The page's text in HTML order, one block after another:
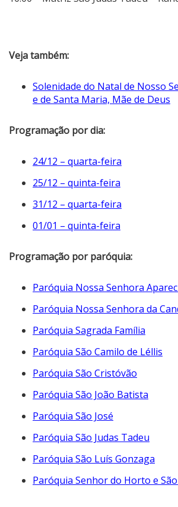
Veja também:
Solenidade do Natal de Nosso
e de Santa Maria, Mãe de Deus
Programação por dia:
24/12 – quarta-feira
25/12 – quinta-feira
31/12 – quarta-feira
01/01 – quinta-feira
Programação por paróquia:
Paróquia Nossa Senhora
Paróquia Nossa Senhora da
Paróquia Sagrada Família
Paróquia São Camilo de Léllis
Paróquia São Cristóvão
Paróquia São João Batista
Paróquia São José
Paróquia São Judas Tadeu
Paróquia São Luís Gonzaga
Paróquia Senhor do Horto e